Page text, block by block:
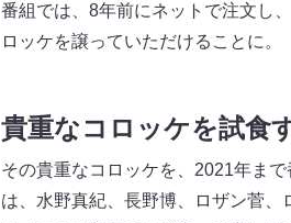
番組では、8年前にネットで注文し
ロッケを譲っていただけることに。
貴重なコロッケを試食
その貴重なコロッケを、2021年ま
は、水野真紀、長野博、ロザン菅